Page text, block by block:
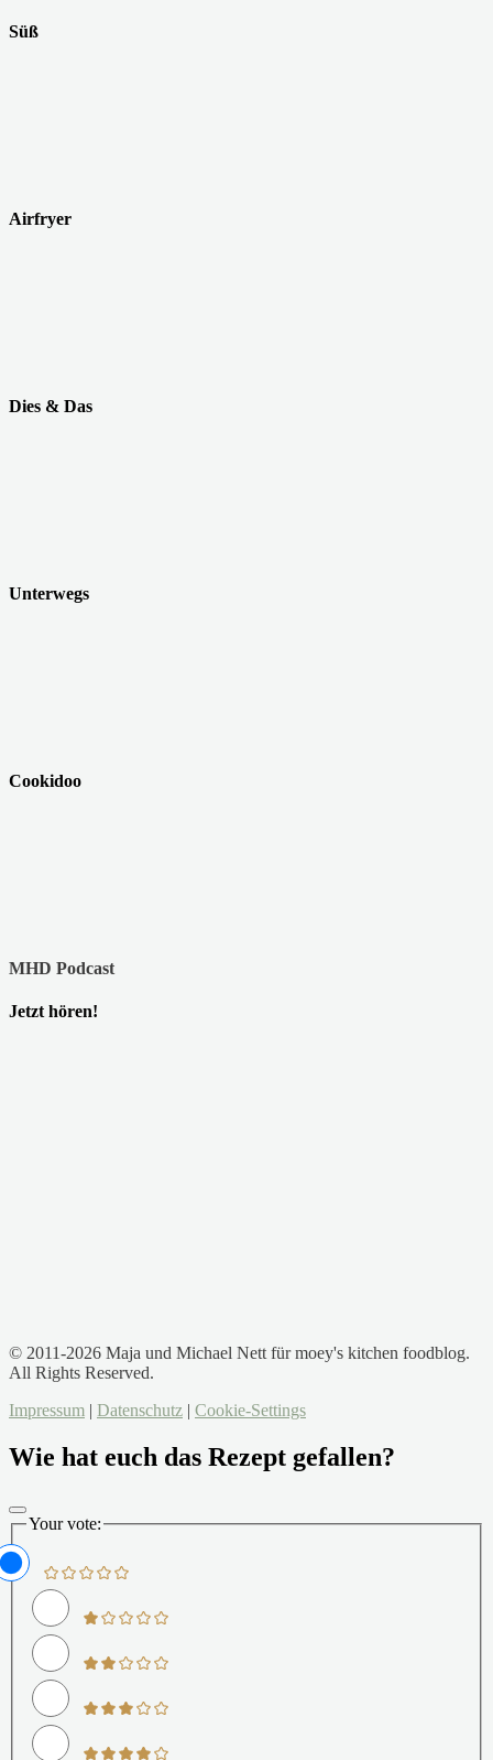
Süß
Airfryer
Dies & Das
Unterwegs
Cookidoo
MHD Podcast
Jetzt hören!
© 2011-2026 Maja und Michael Nett für moey's kitchen foodblog.
All Rights Reserved.
Impressum | Datenschutz | Cookie-Settings
Wie hat euch das Rezept gefallen?
Your vote: